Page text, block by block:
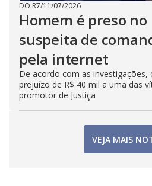
DO R7/11/07/2026
Homem é preso no
suspeita de
pela internet
De acordo com as investigações,
prejuízo de R$ 40 mil a uma das
promotor de Justiça
VEJA MAIS